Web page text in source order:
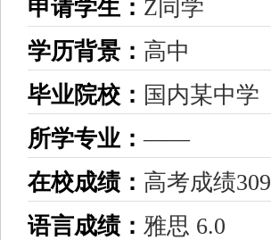
申请学生： Z同学
学历背景： 高中
毕业院校： 国内某中学
所学专业：——
在校成绩： 高考成绩309
语言成绩： 雅思 6.0